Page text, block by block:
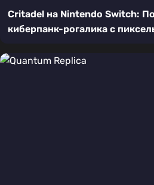
Critadel на Nintendo Switch:
киберпанк-рогалика с